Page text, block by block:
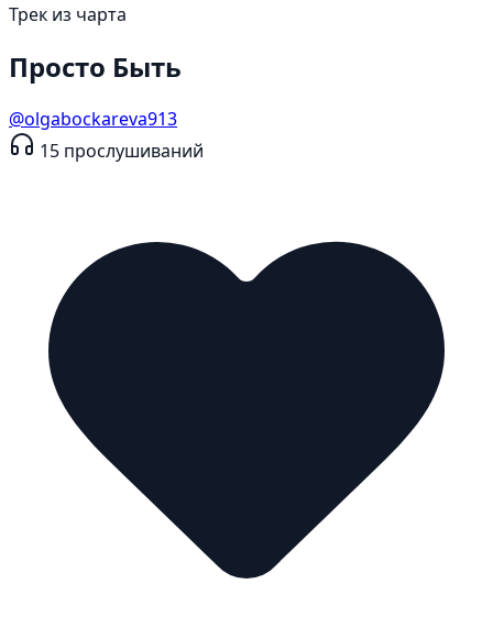
Трек из чарта
Просто Быть
@olgabockareva913
15 прослушиваний